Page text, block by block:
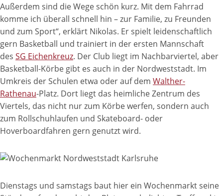
Außerdem sind die Wege schön kurz. Mit dem Fahrrad
komme ich überall schnell hin – zur Familie, zu Freunden
und zum Sport“, erklärt Nikolas. Er spielt leidenschaftlich
gern Basketball und trainiert in der ersten Mannschaft
des SG Eichenkreuz. Der Club liegt im Nachbarviertel, aber
Basketball-Körbe gibt es auch in der Nordweststadt. Im
Umkreis der Schulen etwa oder auf dem Walther-
Rathenau-Platz. Dort liegt das heimliche Zentrum des
Viertels, das nicht nur zum Körbe werfen, sondern auch
zum Rollschuhlaufen und Skateboard- oder
Hoverboardfahren gern genutzt wird.
Dienstags und samstags baut hier ein Wochenmarkt seine